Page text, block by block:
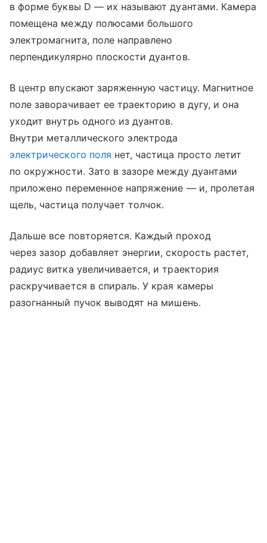
в форме буквы D — их называют дуантами. Камера
помещена между полюсами большого
электромагнита, поле направлено
перпендикулярно плоскости дуантов.
В центр впускают заряженную частицу. Магнитное
поле заворачивает ее траекторию в дугу, и она
уходит внутрь одного из дуантов.
Внутри металлического электрода
электрического поля нет, частица просто летит
по окружности. Зато в зазоре между дуантами
приложено переменное напряжение — и, пролетая
щель, частица получает толчок.
Дальше все повторяется. Каждый проход
через зазор добавляет энергии, скорость растет,
радиус витка увеличивается, и траектория
раскручивается в спираль. У края камеры
разогнанный пучок выводят на мишень.